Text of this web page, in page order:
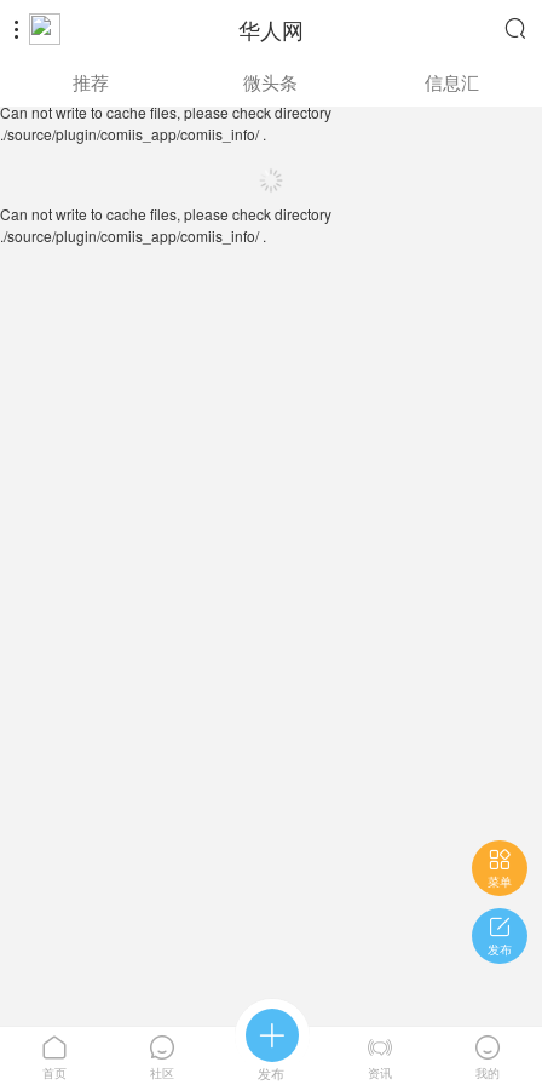
 华人网 
./source/plugin/comiis_app/comiis_info/ .
推荐 微头条 信息汇
Can not write to cache files, please check directory
./source/plugin/comiis_app/comiis_info/ .

菜单

发布

首页

社区

发布

资讯

我的
Can not write to cache files, please check directory
./source/plugin/comiis_app/comiis_info/ .